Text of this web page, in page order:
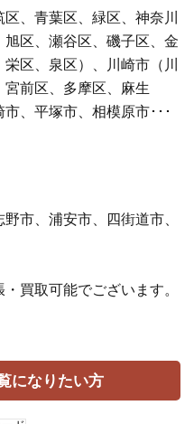
、青葉区、緑区、神奈川
区、瀬谷区、磯子区、金
区、泉区）、川崎市（川
前区、多摩区、麻生
、平塚市、相模原市･･･
市、浦安市、四街道市、
買取可能でございます。
になりたい方